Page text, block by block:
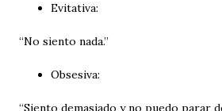
Evitativa:
“No siento nada.”
Obsesiva:
“Siento demasiado y no puedo parar